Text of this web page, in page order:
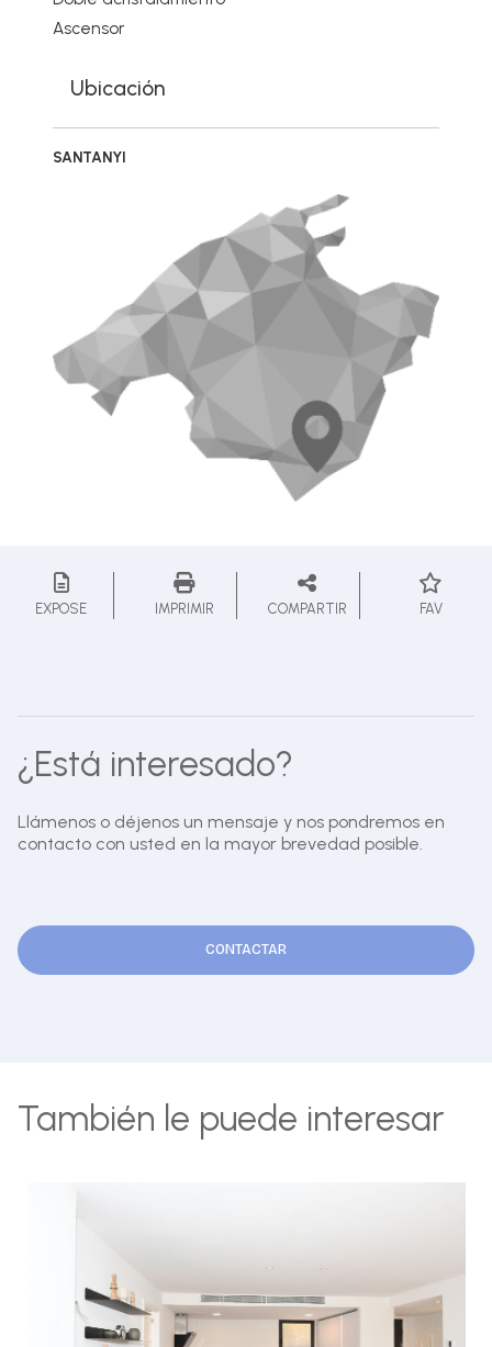
Ascensor
Ubicación
SANTANYI
EXPOSE IMPRIMIR COMPARTIR FAV
¿Está interesado?
Llámenos o déjenos un mensaje y nos pondremos en
contacto con usted en la mayor brevedad posible.
CONTACTAR
También le puede interesar